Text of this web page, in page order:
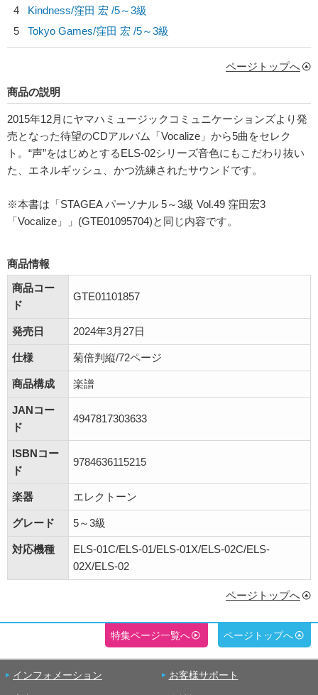
4
Kindness/窪田 宏 /5～3級
5
Tokyo Games/窪田 宏 /5～3級
ページトップへ
商品の説明
2015年12月にヤマハミュージックコミュニケーションズより発
売となった待望のCDアルバム「Vocalize」から5曲をセレク
ト。“声”をはじめとするELS-02シリーズ音色にもこだわり抜い
た、エネルギッシュ、かつ洗練されたサウンドです。
※本書は「STAGEA パーソナル 5～3級 Vol.49 窪田宏3
「Vocalize」」(GTE01095704)と同じ内容です。
商品情報
商品コー
ド
GTE01101857
発売日 2024年3月27日
仕様 菊倍判縦/72ページ
商品構成 楽譜
JANコー
ド
4947817303633
ISBNコー
ド
9784636115215
楽器 エレクトーン
グレード 5～3級
対応機種
ELS-01C/ELS-01/ELS-01X/ELS-02C/ELS-
02X/ELS-02
ページトップへ
特集ページ一覧へ ページトップへ
インフォメーション お客様サポート